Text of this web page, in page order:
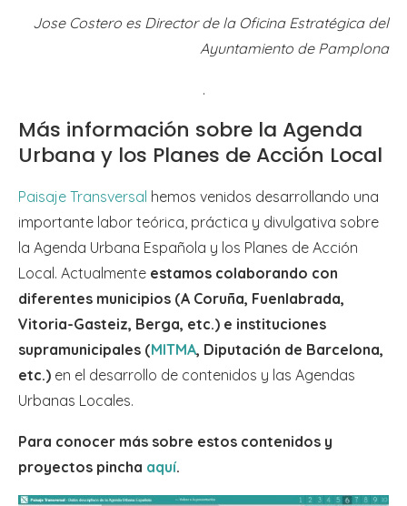
Jose Costero es Director de la Oficina Estratégica del
Ayuntamiento de Pamplona
.
Más información sobre la Agenda
Urbana y los Planes de Acción Local
Paisaje Transversal hemos venidos desarrollando una
importante labor teórica, práctica y divulgativa sobre
la Agenda Urbana Española y los Planes de Acción
Local. Actualmente estamos colaborando con
diferentes municipios (A Coruña, Fuenlabrada,
Vitoria-Gasteiz, Berga, etc.) e instituciones
supramunicipales (MITMA, Diputación de Barcelona,
etc.) en el desarrollo de contenidos y las Agendas
Urbanas Locales.
Para conocer más sobre estos contenidos y
proyectos pincha aquí.